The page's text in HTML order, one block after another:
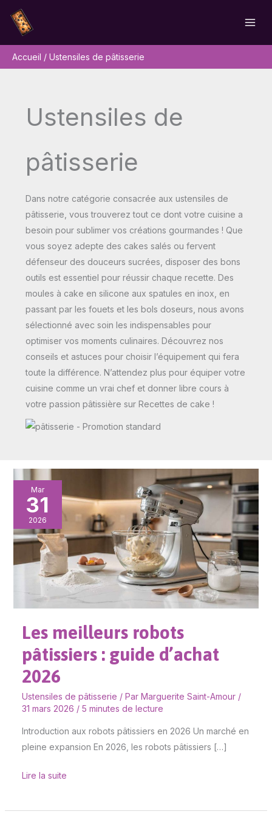
contenu
Accueil
Ustensiles de pâtisserie
Ustensiles de
pâtisserie
Dans notre catégorie consacrée aux ustensiles de
pâtisserie, vous trouverez tout ce dont votre cuisine a
besoin pour sublimer vos créations gourmandes ! Que
vous soyez adepte des cakes salés ou fervent
défenseur des douceurs sucrées, disposer des bons
outils est essentiel pour réussir chaque recette. Des
moules à cake en silicone aux spatules en inox, en
passant par les fouets et les bols doseurs, nous avons
sélectionné avec soin les indispensables pour
optimiser vos moments culinaires. Découvrez nos
conseils et astuces pour choisir l’équipement qui fera
toute la différence. N’attendez plus pour équiper votre
cuisine comme un vrai chef et donner libre cours à
votre passion pâtissière sur Recettes de cake !
Mar
31
2026
Les meilleurs robots
pâtissiers : guide d’achat
2026
Ustensiles de pâtisserie / Par Marguerite Saint-Amour /
31 mars 2026 / 5 minutes de lecture
Introduction aux robots pâtissiers en 2026 Un marché en
pleine expansion En 2026, les robots pâtissiers […]
Les
meilleurs
robots
pâtissiers
guide
d’achat
2026
Lire la suite
Rechercher